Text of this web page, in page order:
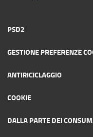
PSD2
GESTIONE PREFERENZE
ANTIRICICLAGGIO
COOKIE
DALLA PARTE DEI